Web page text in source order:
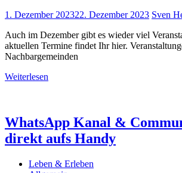
1. Dezember 202322. Dezember 2023 Sven
Auch im Dezember gibt es wieder viel
aktuellen Termine findet Ihr hier.
Nachbargemeinden
Weiterlesen
WhatsApp Kanal &
direkt aufs Handy
Leben & Erleben